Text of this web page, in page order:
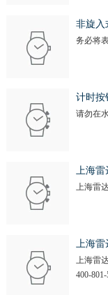
非旋入
务必将
计时按
请勿在
上海雷
上海雷
上海雷
上海雷
400-801-